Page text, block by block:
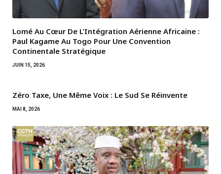
Lomé Au Cœur De L’Intégration Aérienne Africaine :
Paul Kagame Au Togo Pour Une Convention
Continentale Stratégique
JUIN 15, 2026
Zéro Taxe, Une Même Voix : Le Sud Se Réinvente
MAI 8, 2026